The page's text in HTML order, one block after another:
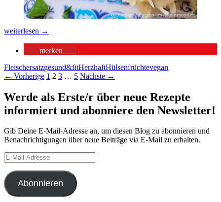
Tofu
weiterlesen →
merken
Fleischersatzgesund&fitHerzhaftHülsenfrüchtevegan
Beitragsnavigation
← Vorherige 1 2 3 … 5 Nächste →
Werde als Erste/r über neue Rezepte
informiert und abonniere den Newsletter!
Gib Deine E-Mail-Adresse an, um diesen Blog zu abonnieren und
Benachrichtigungen über neue Beiträge via E-Mail zu erhalten.
E-
Mail-
Adresse
Abonnieren